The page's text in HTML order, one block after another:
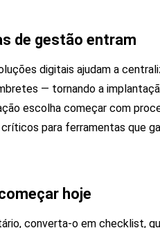
de gestão entram
digitais ajudam a
— tornando a
escolha começar com
para ferramentas que
hoje
converta-o em checklist,